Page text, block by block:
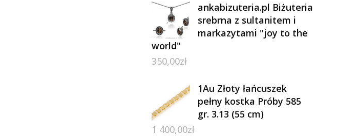
ankabizuteria.pl Biżuteria
srebrna z sultanitem i
markazytami "joy to the
world"
350,00zł
1Au Złoty łańcuszek
pełny kostka Próby 585
gr. 3.13 (55 cm)
1 400,00zł